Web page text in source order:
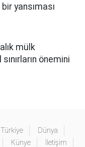
yansıması
mülk
önemini
Türkiye
Dünya
Künye
İletişim